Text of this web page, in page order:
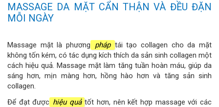
MASSAGE DA MẶT CẨN THẬN VÀ ĐỀU ĐẶN
MỖI NGÀY
Massage mặt là phương pháp tái tạo collagen cho da mặt
không tốn kém, có tác dụng kích thích da sản sinh collagen một
cách hiệu quả. Massage mặt làm tăng tuần hoàn máu, giúp da
sáng hơn, mịn màng hơn, hồng hào hơn và tăng sản sinh
collagen.
Để đạt được hiệu quả tốt hơn, nên kết hợp massage với các